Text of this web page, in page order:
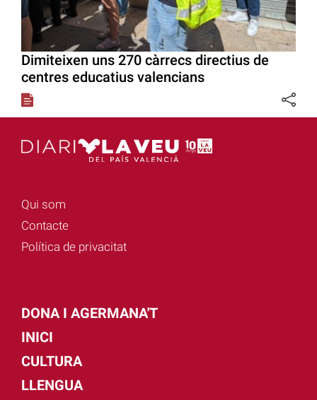
Dimiteixen uns 270 càrrecs directius de
centres educatius valencians
Qui som
Contacte
Política de privacitat
DONA I AGERMANA'T
INICI
CULTURA
LLENGUA